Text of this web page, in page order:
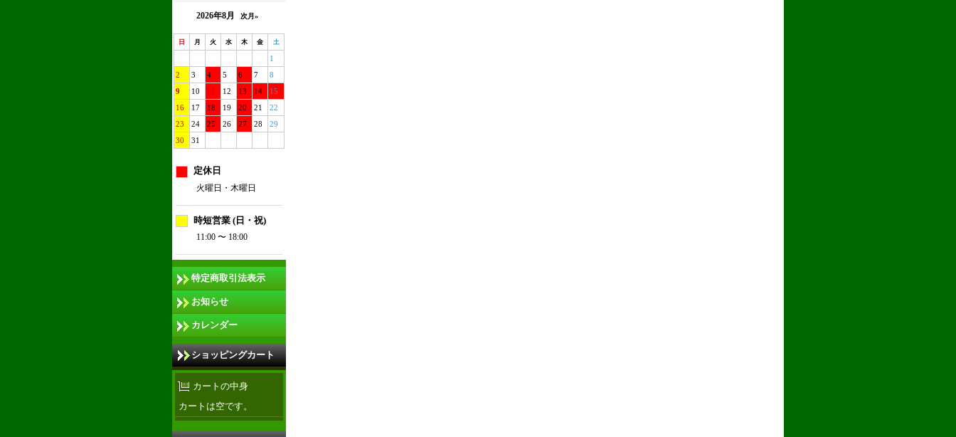
2026年8月 次月»
日 月 火 水 木 金 土
1
2
3 4 5 6 7
8
9
10 11 12 13 14
15
16
17 18 19 20 21
22
23
24 25 26 27 28
29
30
31
定休日
火曜日・木曜日
時短営業 (日・祝)
11:00 〜 18:00
特定商取引法表示
お知らせ
カレンダー
ショッピングカート
カートの中身
カートは空です。